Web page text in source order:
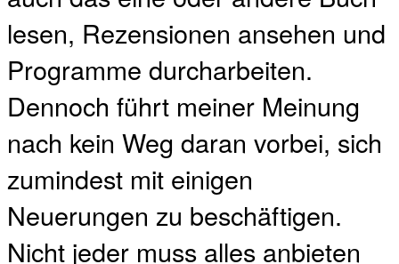
lesen, Rezensionen ansehen und
Programme durcharbeiten.
Dennoch führt meiner Meinung
nach kein Weg daran vorbei, sich
zumindest mit einigen
Neuerungen zu beschäftigen.
Nicht jeder muss alles anbieten